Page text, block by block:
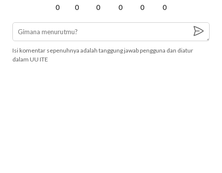
0 0 0 0 0 0
Isi komentar sepenuhnya adalah tanggung jawab pengguna dan diatur
dalam UU ITE